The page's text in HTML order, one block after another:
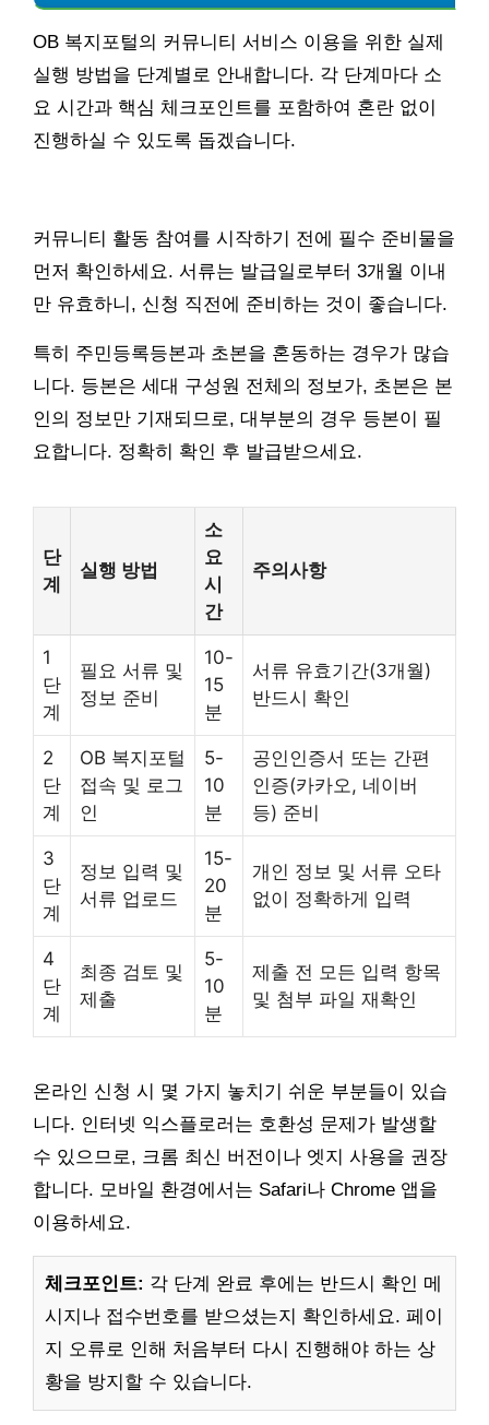
OB 복지포털의 커뮤니티 서비스 이용을 위한 실제
실행 방법을 단계별로 안내합니다. 각 단계마다 소
요 시간과 핵심 체크포인트를 포함하여 혼란 없이
진행하실 수 있도록 돕겠습니다.
커뮤니티 활동 참여를 시작하기 전에 필수 준비물을
먼저 확인하세요. 서류는 발급일로부터 3개월 이내
만 유효하니, 신청 직전에 준비하는 것이 좋습니다.
특히 주민등록등본과 초본을 혼동하는 경우가 많습
니다. 등본은 세대 구성원 전체의 정보가, 초본은 본
인의 정보만 기재되므로, 대부분의 경우 등본이 필
요합니다. 정확히 확인 후 발급받으세요.
단
계
실행 방법
소
요
시
간
주의사항
1
단
계
필요 서류 및
정보 준비
10-
15
분
서류 유효기간(3개월)
반드시 확인
2
단
계
OB 복지포털
접속 및 로그
인
5-
10
분
공인인증서 또는 간편
인증(카카오, 네이버
등) 준비
3
단
계
정보 입력 및
서류 업로드
15-
20
분
개인 정보 및 서류 오타
없이 정확하게 입력
4
단
계
최종 검토 및
제출
5-
10
분
제출 전 모든 입력 항목
및 첨부 파일 재확인
온라인 신청 시 몇 가지 놓치기 쉬운 부분들이 있습
니다. 인터넷 익스플로러는 호환성 문제가 발생할
수 있으므로, 크롬 최신 버전이나 엣지 사용을 권장
합니다. 모바일 환경에서는 Safari나 Chrome 앱을
이용하세요.
체크포인트: 각 단계 완료 후에는 반드시 확인 메
시지나 접수번호를 받으셨는지 확인하세요. 페이
지 오류로 인해 처음부터 다시 진행해야 하는 상
황을 방지할 수 있습니다.